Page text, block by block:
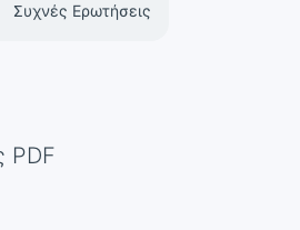
Συχνές Ερωτήσεις
PDF